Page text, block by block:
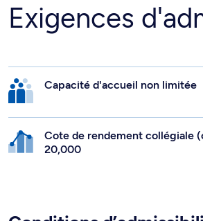
Exigences
Capacité d'accueil non limitée
Cote de rendement collégiale
20,000